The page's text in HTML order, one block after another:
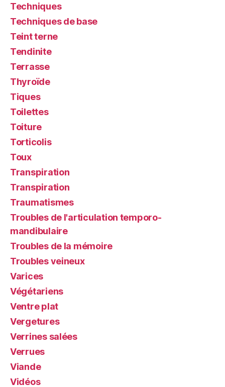
Techniques
Techniques de base
Teint terne
Tendinite
Terrasse
Thyroïde
Tiques
Toilettes
Toiture
Torticolis
Toux
Transpiration
Transpiration
Traumatismes
Troubles de l'articulation temporo-
mandibulaire
Troubles de la mémoire
Troubles veineux
Varices
Végétariens
Ventre plat
Vergetures
Verrines salées
Verrues
Viande
Vidéos